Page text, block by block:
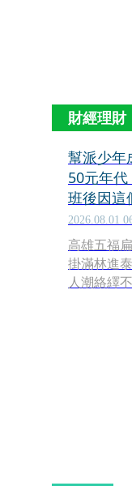
財經理財
幫派少年
50元年
班後因這
2026.08.01
高雄五福
掛滿林進
人潮絡繹